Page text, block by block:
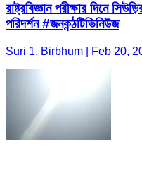
রাষ্ট্রবিজ্ঞান পরীক্ষার দিনে
পরিদর্শন #জনকন্ঠটিভিনিউজ
Suri 1, Birbhum | Feb 20,